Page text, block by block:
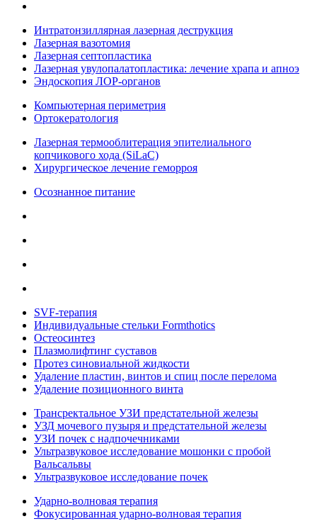
Интратонзиллярная лазерная деструкция
Лазерная вазотомия
Лазерная септопластика
Лазерная увулопалатопластика: лечение храпа и апноэ
Эндоскопия ЛОР-органов
Компьютерная периметрия
Ортокератология
Лазерная термооблитерация эпителиального
копчикового хода (SiLaC)
Хирургическое лечение геморроя
Осознанное питание
SVF-терапия
Индивидуальные стельки Formthotics
Остеосинтез
Плазмолифтинг суставов
Протез синовиальной жидкости
Удаление пластин, винтов и спиц после перелома
Удаление позиционного винта
Трансректальное УЗИ предстательной железы
УЗД мочевого пузыря и предстательной железы
УЗИ почек с надпочечниками
Ультразвуковое исследование мошонки с пробой
Вальсальвы
Ультразвуковое исследование почек
Ударно-волновая терапия
Фокусированная ударно-волновая терапия